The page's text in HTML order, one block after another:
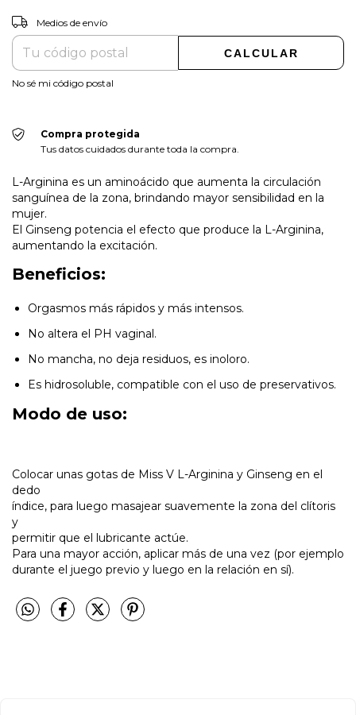
Entregas para el CP:
Medios de envío
CALCULAR
No sé mi código postal
Compra protegida
Tus datos cuidados durante toda la compra.
L-Arginina es un aminoácido que aumenta la circulación
sanguínea de la zona, brindando mayor sensibilidad en la
mujer.
El Ginseng potencia el efecto que produce la L-Arginina,
aumentando la excitación.
Beneficios:
Orgasmos más rápidos y más intensos.
No altera el PH vaginal.
No mancha, no deja residuos, es inoloro.
Es hidrosoluble, compatible con el uso de preservativos.
Modo de uso:
Colocar unas gotas de Miss V L-Arginina y Ginseng en el
dedo
índice, para luego masajear suavemente la zona del clítoris
y
permitir que el lubricante actúe.
Para una mayor acción, aplicar más de una vez (por ejemplo
durante el juego previo y luego en la relación en sí).